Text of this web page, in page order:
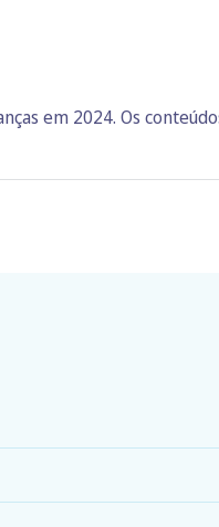
em 2024. Os